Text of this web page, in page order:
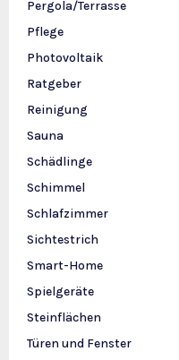
Pergola/Terrasse
Pflege
Photovoltaik
Ratgeber
Reinigung
Sauna
Schädlinge
Schimmel
Schlafzimmer
Sichtestrich
Smart-Home
Spielgeräte
Steinflächen
Türen und Fenster